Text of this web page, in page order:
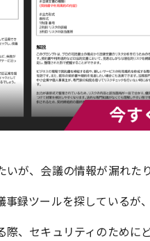
いが、会議の情報が漏れた
事録ツールを探しているが
際、セキュリティのために